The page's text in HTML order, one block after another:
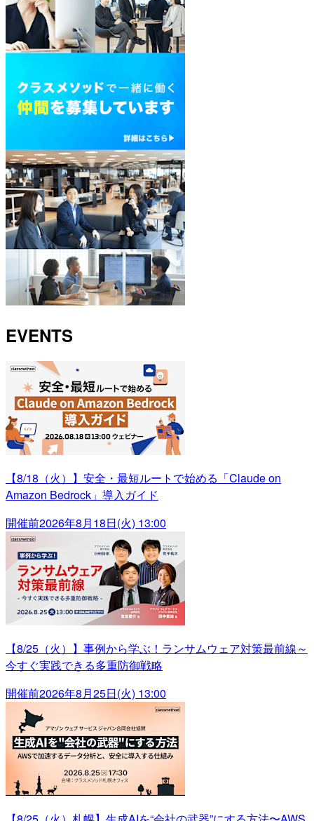
EVENTS
【8/18（火）】安全・最短ルートで始める「Claude on
Amazon Bedrock」導入ガイド
開催前2026年8月18日(火) 13:00
【8/25（火）】事例から学ぶ！ランサムウェア対策最前線～
今すぐ実践できる多重防御戦略
開催前2026年8月25日(火) 13:00